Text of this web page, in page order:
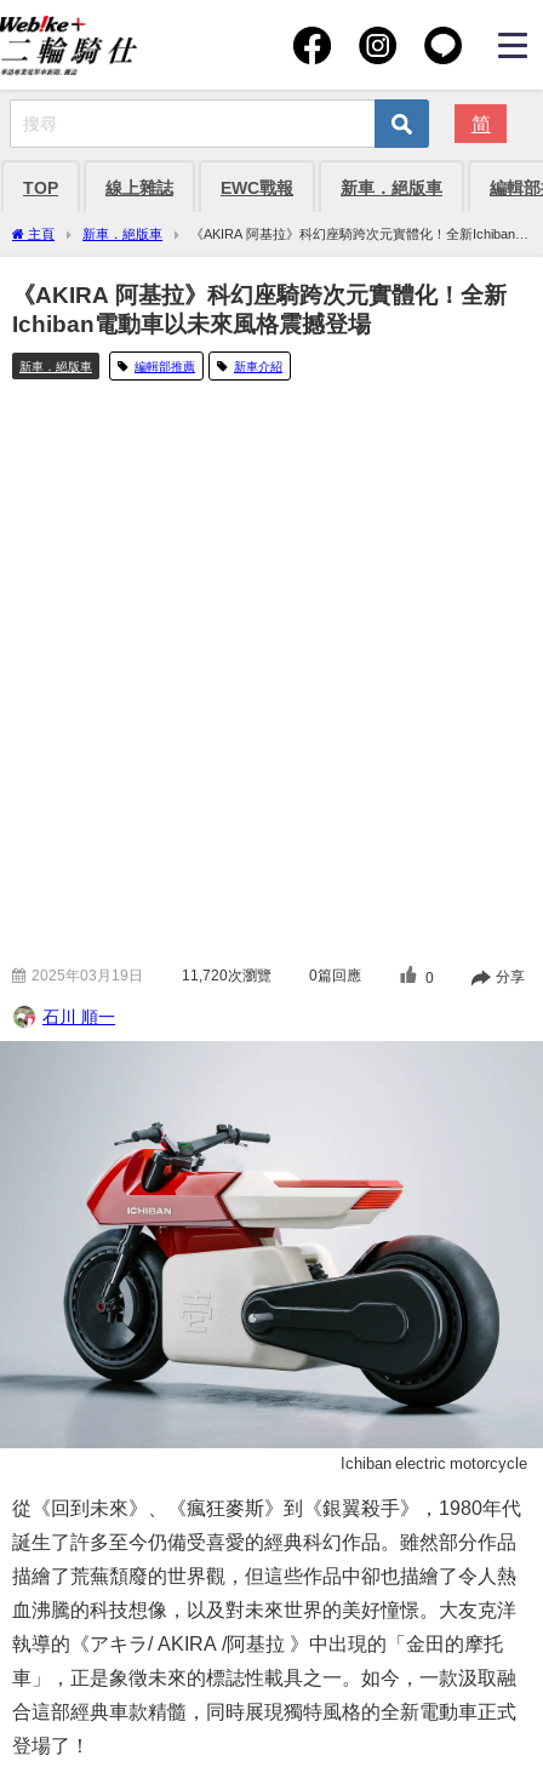
简
TOP 線上雜誌 EWC戰報 新車．絕版車 編輯
主頁 新車．絕版車
《AKIRA 阿基拉》科幻座騎跨次元實體化！全新Ichiban電
動車以未來風格震撼登場
《AKIRA 阿基拉》科幻座騎跨次元實體化！全新
Ichiban電動車以未來風格震撼登場
新車．絕版車 編輯部推薦 新車介紹
2025年03月19日 11,720次瀏覽 0篇回應 0 分享
石川 順一
Ichiban electric motorcycle
從《回到未來》、《瘋狂麥斯》到《銀翼殺手》，1980年代
誕生了許多至今仍備受喜愛的經典科幻作品。雖然部分作品
描繪了荒蕪頹廢的世界觀，但這些作品中卻也描繪了令人熱
血沸騰的科技想像，以及對未來世界的美好憧憬。大友克洋
執導的《アキラ/AKIRA /阿基拉 》中出現的「金田的摩托
車」，正是象徵未來的標誌性載具之一。如今，一款汲取融
合這部經典車款精髓，同時展現獨特風格的全新電動車正式
登場了！